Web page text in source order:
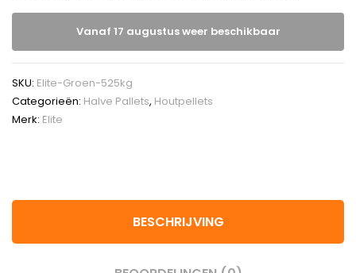
Vanaf 17 augustus weer beschikbaar
SKU: Elite-Groen-525kg
Categorieën: Halve Pallets, Houtpellets
Merk: Elite
BESCHRIJVING